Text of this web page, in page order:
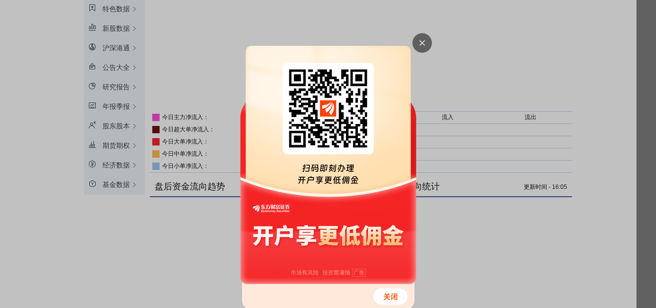
特色数据
新股数据
沪深港通
公告大全
研究报告
年报季报
股东股本
期货期权
经济数据
基金数据
今日主力净流入：
主力净比：
今日超大单净流入：
超大单净比：
今日大单净流入：
大单净比：
今日中单净流入：
中单净比：
今日小单净流入：
流入
流出
盘后资金流向趋势 盘后资金流向统计 更新时间 - 16:05